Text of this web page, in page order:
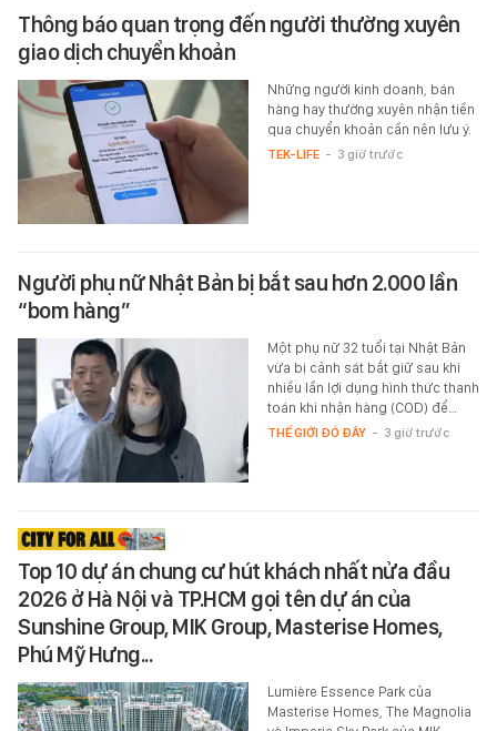
Thông báo quan trọng đến người thường xuyên
giao dịch chuyển khoản
Những người kinh doanh, bán
hàng hay thường xuyên nhận tiền
qua chuyển khoản cần nên lưu ý.
TEK-LIFE - 3 giờ trước
Người phụ nữ Nhật Bản bị bắt sau hơn 2.000 lần
“bom hàng”
Một phụ nữ 32 tuổi tại Nhật Bản
vừa bị cảnh sát bắt giữ sau khi
nhiều lần lợi dụng hình thức thanh
toán khi nhận hàng (COD) để…
THẾ GIỚI ĐÓ ĐÂY - 3 giờ trước
Top 10 dự án chung cư hút khách nhất nửa đầu
2026 ở Hà Nội và TP.HCM gọi tên dự án của
Sunshine Group, MIK Group, Masterise Homes,
Phú Mỹ Hưng...
Lumière Essence Park của
Masterise Homes, The Magnolia